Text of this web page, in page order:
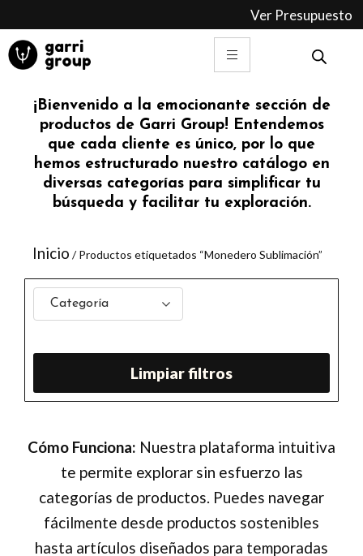
contenido
Ver Presupuesto
¡Bienvenido a la emocionante sección de
productos de Garri Group! Entendemos
que cada cliente es único, por lo que
hemos estructurado nuestro catálogo en
diversas categorías para simplificar tu
búsqueda y facilitar tu exploración.
Inicio / Productos etiquetados “Monedero Sublimación”
Categoría
Limpiar filtros
Cómo Funciona: Nuestra plataforma intuitiva
te permite explorar sin esfuerzo las
categorías de productos. Puedes navegar
fácilmente desde productos sostenibles
hasta artículos diseñados para temporadas